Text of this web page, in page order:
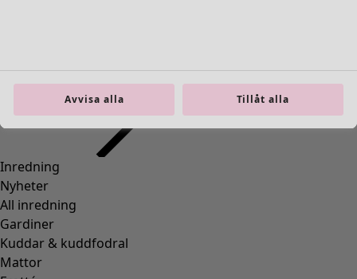
Inredning
Nyheter
All inredning
Gardiner
Kuddar & kuddfodral
Mattor
Avvisa alla Tillåt alla